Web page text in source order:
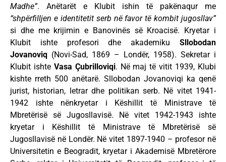
Madhe”. Anëtarët e Klubit ishin të pakënaqur me
“shpërfilljen e identitetit serb në favor të kombit jugosllav”
si dhe me krijimin e Banovinës së Kroacisë. Kryetar i
Klubit ishte profesori dhe akademiku Sllobodan
Jovanoviq (Novi-Sad, 1869 – Londër, 1958). Sekretar i
Klubit ishte Vasa Çubrilloviqi. Në maj të vitit 1939, Klubi
kishte rreth 500 anëtarë. Sllobodan Jovanoviqi ka qenë
jurist, historian, letrar dhe politikan serb. Në vitet 1941-
1942 ishte nënkryetar i Këshillit të Ministrave të
Mbretërisë së Jugosllavisë. Në vitet 1942-1943 ishte
kryetar i Këshillit të Ministrave të Mbretërisë së
Jugosllavisë në Londër. Në vitet 1897-1940 – profesor në
Universitetin e Beogradit, kryetar i Akademisë Mbretërore